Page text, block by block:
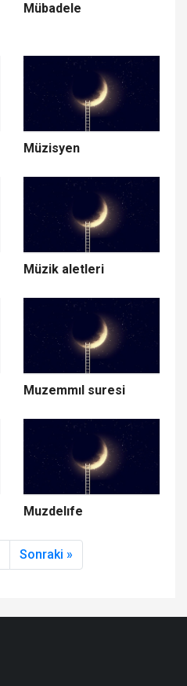
Mübadele
Müzisyen
Müzik aletleri
Muzemmıl suresi
Muzdelıfe
Sonraki »